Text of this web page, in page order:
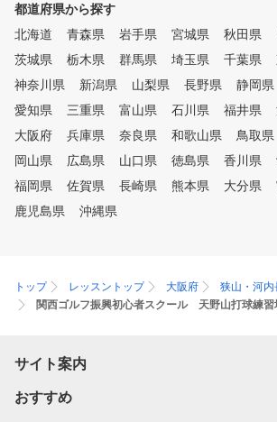
ン・焼肉パーティー等々)
都道府県から探す
北海道
青森県 岩手県 宮城県 秋田県
茨城県
栃木県 群馬県 埼玉県 千葉県
神奈川県
新潟県 山梨県 長野県 静岡県
愛知県
三重県 富山県 石川県 福井県
大阪府
兵庫県 奈良県 和歌山県 鳥取県
岡山県
広島県 山口県 徳島県 香川県
福岡県
佐賀県 長崎県 熊本県 大分県
鹿児島県
沖縄県
トップ レッスントップ 大阪府
狭山・河
関西ゴルフ振興初心者スクール 天野山打球練習
サイト案内
おすすめ